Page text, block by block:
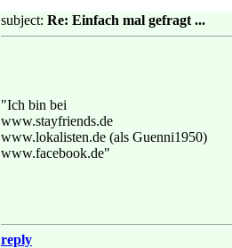
subject: Re: Einfach mal gefragt ...
"Ich bin bei
www.stayfriends.de
www.lokalisten.de (als Guenni1950)
www.facebook.de"
reply